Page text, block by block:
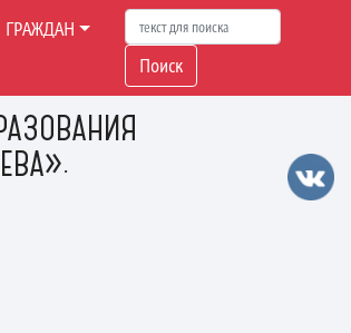
Поиск